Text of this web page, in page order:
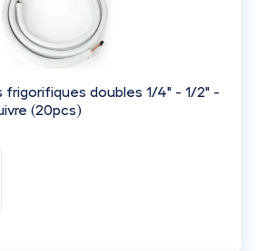
frigorifiques doubles 1/4" - 1/2" -
(20pcs)